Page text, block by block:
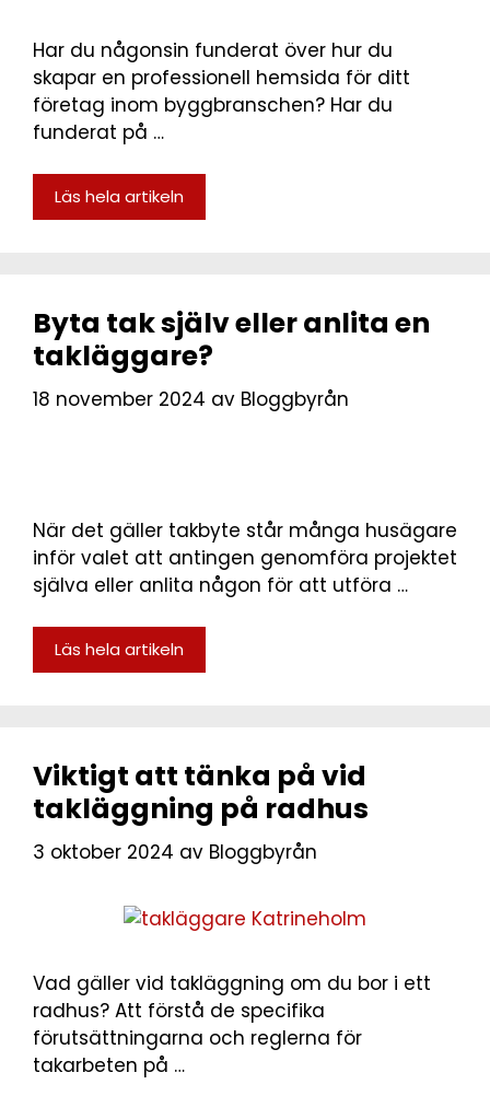
Har du någonsin funderat över hur du
skapar en professionell hemsida för ditt
företag inom byggbranschen? Har du
funderat på …
Läs hela artikeln
Byta tak själv eller anlita en
takläggare?
18 november 2024 av Bloggbyrån
När det gäller takbyte står många husägare
inför valet att antingen genomföra projektet
själva eller anlita någon för att utföra …
Läs hela artikeln
Viktigt att tänka på vid
takläggning på radhus
3 oktober 2024 av Bloggbyrån
Vad gäller vid takläggning om du bor i ett
radhus? Att förstå de specifika
förutsättningarna och reglerna för
takarbeten på …